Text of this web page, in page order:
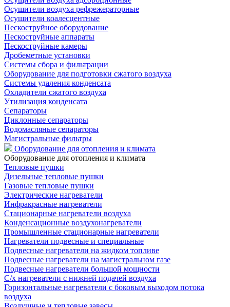
Осушители воздуха рефрежераторные
Осушители коалесцентные
Пескоструйное оборудование
Пескоструйные аппараты
Пескоструйные камеры
Дробеметные установки
Системы сбора и фильтрации
Оборудование для подготовки сжатого воздуха
Системы удаления конденсата
Охладители сжатого воздуха
Утилизация конденсата
Сепараторы
Циклонные сепараторы
Водомасляные сепараторы
Магистральные фильтры
Оборудование для отопления и климата
Оборудование для отопления и климата
Тепловые пушки
Дизельные тепловые пушки
Газовые тепловые пушки
Электрические нагреватели
Инфракрасные нагреватели
Стационарные нагреватели воздуха
Конденсационные воздухонагреватели
Промышленные стационарные нагреватели
Нагреватели подвесные и специальные
Подвесные нагреватели на жидком топливе
Подвесные нагреватели на магистральном газе
Подвесные нагреватели большой мощности
С/х нагреватели с нижней подачей воздуха
Горизонтальные нагреватели с боковым выходом потока
воздуха